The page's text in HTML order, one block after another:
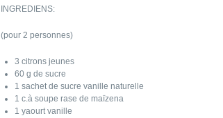
INGREDIENS:
(pour 2 personnes)
3 citrons jeunes
60 g de sucre
1 sachet de sucre vanille naturelle
1 c.à soupe rase de maïzena
1 yaourt vanille